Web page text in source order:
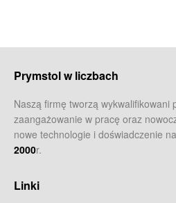
Prymstol w liczbach
Naszą firmę tworzą wykwalifikowani
zaangażowanie w pracę oraz
nowe technologie i doświadczenie
2000r.
Linki